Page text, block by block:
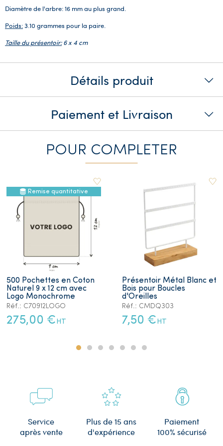
Diamètre de l'arbre: 16 mm au plus grand.
Poids:3.10 grammes pour la paire.
Taille du présentoir:6 x 4 cm
Détails produit
Paiement et Livraison
POUR COMPLETER
Remise quantitative
500 Pochettes en Coton
Naturel 9 x 12 cm avec
Logo Monochrome
Réf.: C70912LOGO
275,00 € HT
Présentoir Métal Blanc et
Bois pour Boucles
d'Oreilles
Réf.: CMDQ303
7,50 € HT
Service
après vente
Plus de 15 ans
d'expérience
Paiement
100% sécurisé